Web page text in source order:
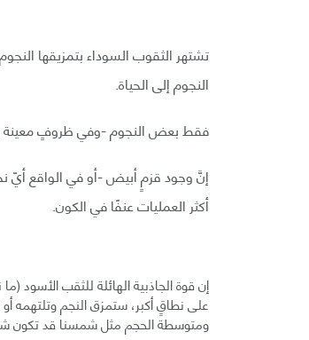
تشتهر الثقوب السوداء بتمزيقها
النجوم إلى الحياة.
فقط بعض النجوم -وفي ظروفٍ معينة
إنَّ وجود قزمٍ أبيض -أو في الواقع أيّ
أكثر العمليات عنفًا في الكون.
إن قوة الجاذبية الهائلة للثقب الأسود
على نطاقٍ أكبر، ستمزق النجم وتلتهمه
ومتوسطة الحجم مثل شمسنا قد تكون